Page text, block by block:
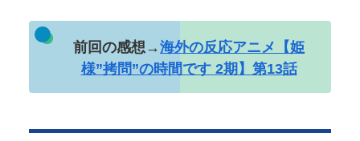
ロ 当局「接着剤でくっつけただ...
PTA会長「PTA参加拒否した親へ最終警告。こうなっ
前回の感想→海外の反応アニメ【姫
様”拷問”の時間です 2期】第13話